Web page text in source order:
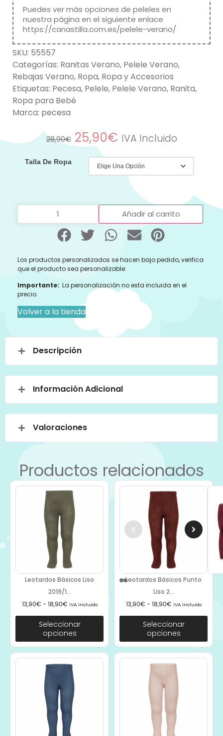
Puedes ver más opciones de peleles en
nuestra página en el siguiente enlace
https://canastilla.com.es/pelele-verano/
SKU: 55557
Categorías: Ranitas Verano, Pelele Verano,
Rebajas Verano, Ropa, Ropa y Accesorios
Etiquetas: Pecesa, Pelele, Pelele Verano, Ranita,
Ropa para Bebé
Marca: pecesa
28,90€ 25,90€ IVA Incluido
Talla De Ropa
Añadir al carrito
Los productos personalizados se hacen bajo pedido, verifica
que el producto sea personalizable:
Importante: La personalización no esta incluida en el
precio.
Volver a la tienda
Descripción
Información Adicional
Valoraciones
Productos relacionados
Leotardos Básicos Liso
2019/1...
13,90€ - 18,90€ IVA Incluido
Seleccionar
opciones
Leotardos Básicos Punto
Liso 2...
13,90€ - 18,90€ IVA Incluido
Seleccionar
opciones